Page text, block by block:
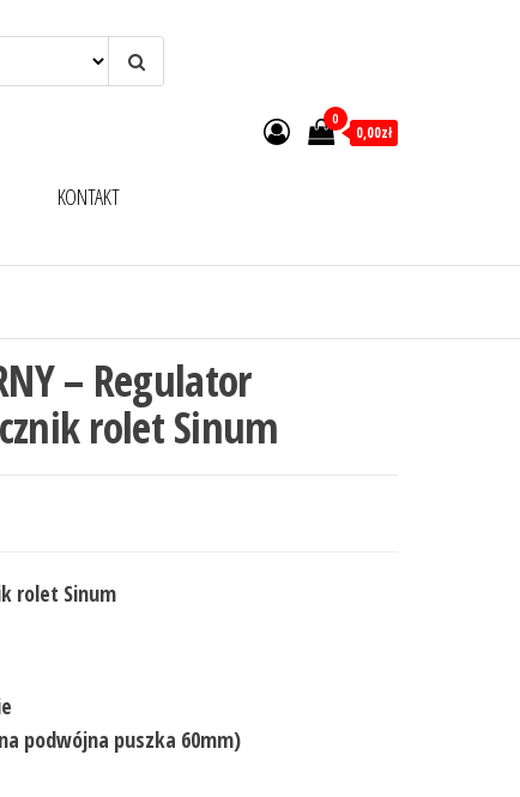
KONTAKT
0
0,00zł
– Regulator
rolet Sinum
rolet Sinum
podwójna puszka 60mm)